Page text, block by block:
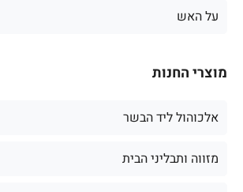
על האש
מוצרי החנות
אלכוהול ליד הבשר
מזווה ותבליני הבית